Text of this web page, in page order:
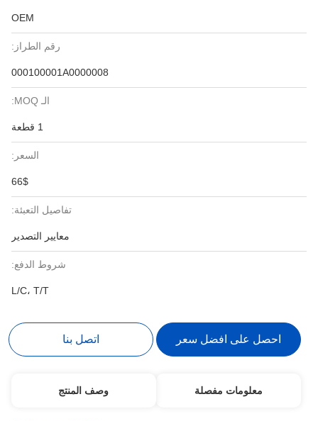
OEM
رقم الطراز:
000100001A0000008
الـ MOQ:
1 قطعة
السعر:
66$
تفاصيل التعبئة:
معايير التصدير
شروط الدفع:
L/C، T/T
احصل على افضل سعر اتصل بنا
معلومات مفصلة وصف المنتج